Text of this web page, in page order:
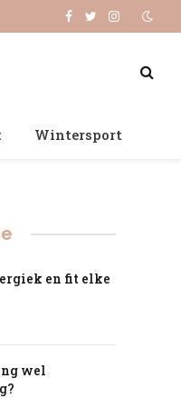
Facebook
TwitterInstagram
Wintersport
en fit elke
wel